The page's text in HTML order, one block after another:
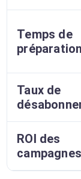
Temps de
préparation
Taux de
ROI des
campagnes